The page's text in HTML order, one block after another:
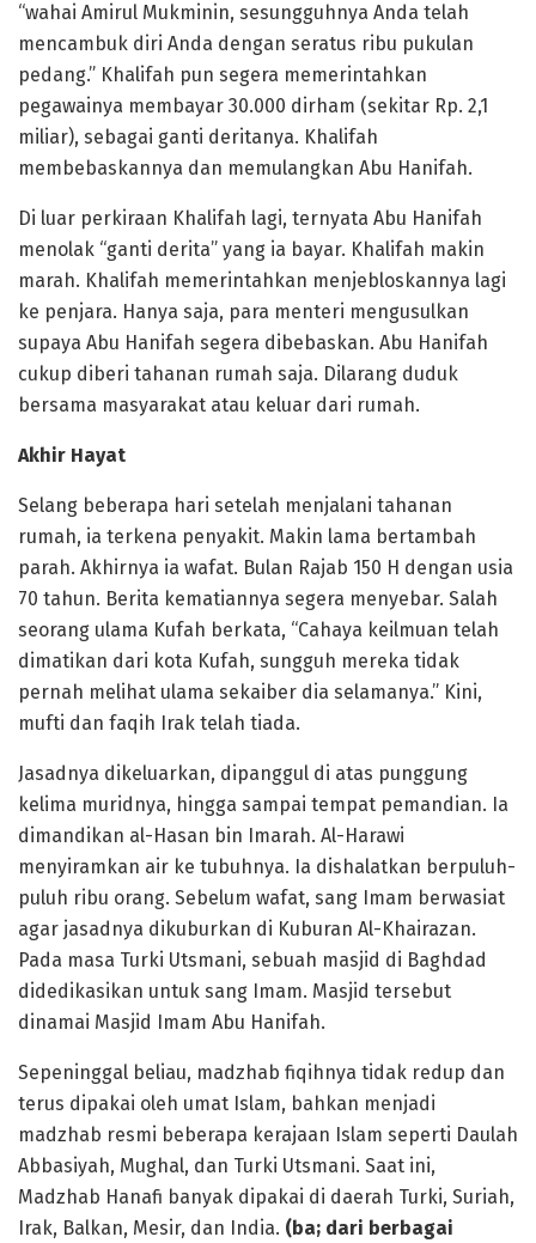
“wahai Amirul Mukminin, sesungguhnya Anda telah
mencambuk diri Anda dengan seratus ribu pukulan
pedang.” Khalifah pun segera memerintahkan
pegawainya membayar 30.000 dirham (sekitar Rp. 2,1
miliar), sebagai ganti deritanya. Khalifah
membebaskannya dan memulangkan Abu Hanifah.
Di luar perkiraan Khalifah lagi, ternyata Abu Hanifah
menolak “ganti derita” yang ia bayar. Khalifah makin
marah. Khalifah memerintahkan menjebloskannya lagi
ke penjara. Hanya saja, para menteri mengusulkan
supaya Abu Hanifah segera dibebaskan. Abu Hanifah
cukup diberi tahanan rumah saja. Dilarang duduk
bersama masyarakat atau keluar dari rumah.
Akhir Hayat
Selang beberapa hari setelah menjalani tahanan
rumah, ia terkena penyakit. Makin lama bertambah
parah. Akhirnya ia wafat. Bulan Rajab 150 H dengan usia
70 tahun. Berita kematiannya segera menyebar. Salah
seorang ulama Kufah berkata, “Cahaya keilmuan telah
dimatikan dari kota Kufah, sungguh mereka tidak
pernah melihat ulama sekaiber dia selamanya.” Kini,
mufti dan faqih Irak telah tiada.
Jasadnya dikeluarkan, dipanggul di atas punggung
kelima muridnya, hingga sampai tempat pemandian. Ia
dimandikan al-Hasan bin Imarah. Al-Harawi
menyiramkan air ke tubuhnya. Ia dishalatkan berpuluh-
puluh ribu orang. Sebelum wafat, sang Imam berwasiat
agar jasadnya dikuburkan di Kuburan Al-Khairazan.
Pada masa Turki Utsmani, sebuah masjid di Baghdad
didedikasikan untuk sang Imam. Masjid tersebut
dinamai Masjid Imam Abu Hanifah.
Sepeninggal beliau, madzhab fiqihnya tidak redup dan
terus dipakai oleh umat Islam, bahkan menjadi
madzhab resmi beberapa kerajaan Islam seperti Daulah
Abbasiyah, Mughal, dan Turki Utsmani. Saat ini,
Madzhab Hanafi banyak dipakai di daerah Turki, Suriah,
Irak, Balkan, Mesir, dan India. (ba; dari berbagai